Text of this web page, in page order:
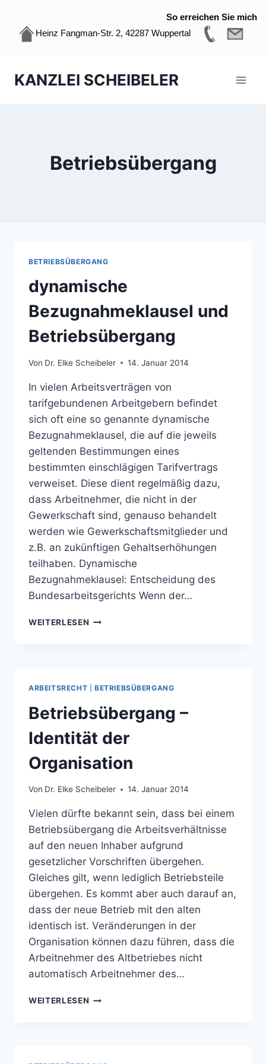
So erreichen Sie mich
Heinz Fangman-Str. 2, 42287 Wuppertal
InhaltKANZLEI SCHEIBELER
Betriebsübergang
BETRIEBSÜBERGANG
dynamische
Bezugnahmeklausel und
Betriebsübergang
Von Dr. Elke Scheibeler 14. Januar 2014
In vielen Arbeitsverträgen von
tarifgebundenen Arbeitgebern befindet
sich oft eine so genannte dynamische
Bezugnahmeklausel, die auf die jeweils
geltenden Bestimmungen eines
bestimmten einschlägigen Tarifvertrags
verweiset. Diese dient regelmäßig dazu,
dass Arbeitnehmer, die nicht in der
Gewerkschaft sind, genauso behandelt
werden wie Gewerkschaftsmitglieder und
z.B. an zukünftigen Gehaltserhöhungen
teilhaben. Dynamische
Bezugnahmeklausel: Entscheidung des
Bundesarbeitsgerichts Wenn der…
WEITERLESEN DYNAMISCHE
ARBEITSRECHT BETRIEBSÜBERGANG
Betriebsübergang –
Identität der
Organisation
Von Dr. Elke Scheibeler 14. Januar 2014
Vielen dürfte bekannt sein, dass bei einem
Betriebsübergang die Arbeitsverhältnisse
auf den neuen Inhaber aufgrund
gesetzlicher Vorschriften übergehen.
Gleiches gilt, wenn lediglich Betriebsteile
übergehen. Es kommt aber auch darauf an,
dass der neue Betrieb mit den alten
identisch ist. Veränderungen in der
Organisation können dazu führen, dass die
Arbeitnehmer des Altbetriebes nicht
automatisch Arbeitnehmer des…
WEITERLESEN BETRIEBSÜBERGANG